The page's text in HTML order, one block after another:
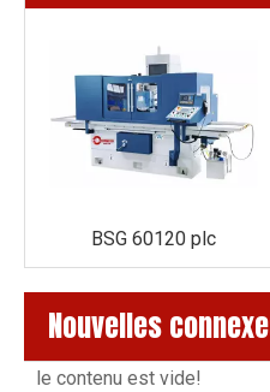
BSG 60120 plc
Nouvelles
le contenu est vide!